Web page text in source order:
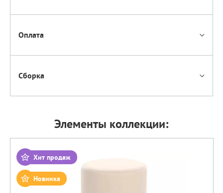
Оплата
Сборка
Элементы коллекции:
Хит продаж
Новинка